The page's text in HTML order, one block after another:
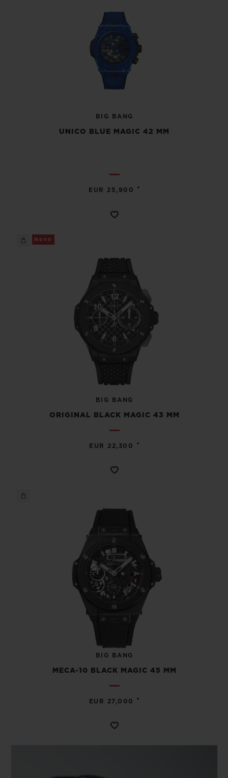
BIG BANG
UNICO BLUE MAGIC 42 MM
EUR 25,900 •
Novo
BIG BANG
ORIGINAL BLACK MAGIC 43 MM
EUR 22,300 •
BIG BANG
MECA-10 BLACK MAGIC 45 MM
EUR 27,000 •